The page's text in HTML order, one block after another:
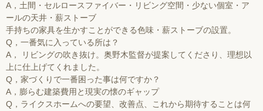
A，土間・セルロースファイバー・リビング空間・少ない個室・ア
ールの天井・薪ストーブ
手持ちの家具を生かすことができる色味・薪ストーブの設置。
Q，一番気に入っている所は？
A， リビングの吹き抜け。奥野木監督が提案してくださり、理想以
上に仕上げてくれました。
Q，家づくりで一番困った事は何ですか？
A，膨らむ建築費用と現実の懐のギャップ
Q，ライクスホームへの要望、改善点、これから期待することは何